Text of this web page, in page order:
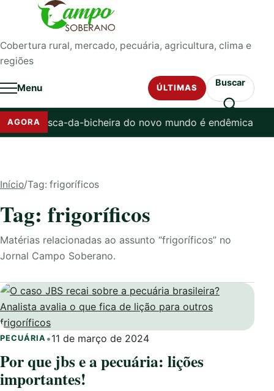
Pular para o conteúdo
Cobertura rural, mercado, pecuária, agricultura, clima e
regiões
Menu ÚLTIMAS
Buscar
AGORA
que mosca-da-bicheira do novo mundo é endêmica no
Início/Tag: frigoríficos
Tag: frigoríficos
Matérias relacionadas ao assunto “frigoríficos” no
Jornal Campo Soberano.
PECUÁRIA •11 de março de 2024
Por que jbs e a pecuária: lições
importantes!